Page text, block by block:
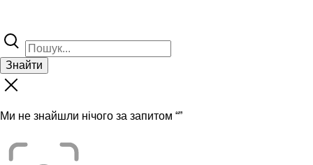
Знайти
Ми не знайшли нічого за запитом “”